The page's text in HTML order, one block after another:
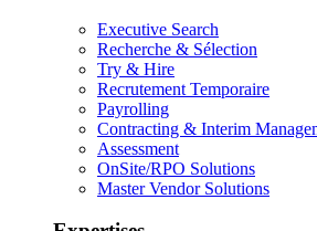
Executive Search
Recherche & Sélection
Try & Hire
Recrutement Temporaire
Payrolling
Contracting & Interim
Assessment
OnSite/RPO Solutions
Master Vendor Solutions